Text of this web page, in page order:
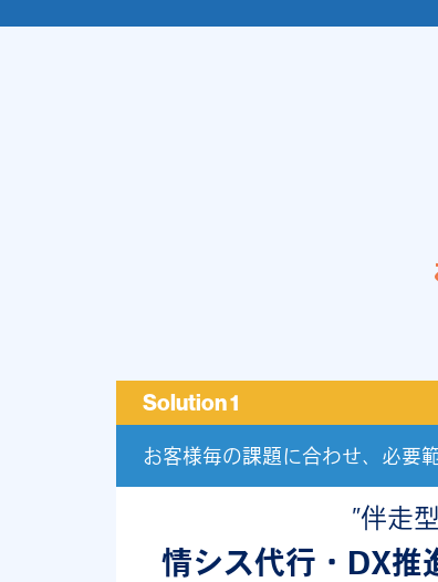
Solution 1
お客様毎の課題に合わせ、必要
”伴走
情シス代行・ DX推